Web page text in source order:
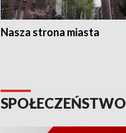
Nasza strona miasta
SPOŁECZEŃSTWO